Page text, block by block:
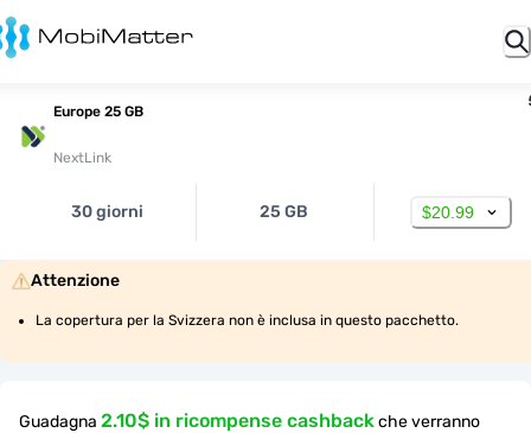
Europe 25 GB
NextLink
30 giorni 25 GB $20.99
Attenzione
La copertura per la Svizzera non è inclusa in questo pacchetto.
Guadagna 2.10$ in ricompense cashbackche verranno